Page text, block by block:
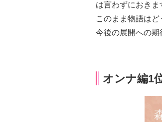
は言わずにおき
このまま物語は
今後の展開への期
オンナ編1